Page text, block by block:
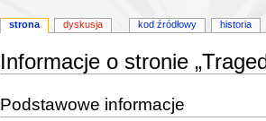
Informacje o stronie
do
do
Podstawowe informacje
strona dyskusja kod źródłowy historia